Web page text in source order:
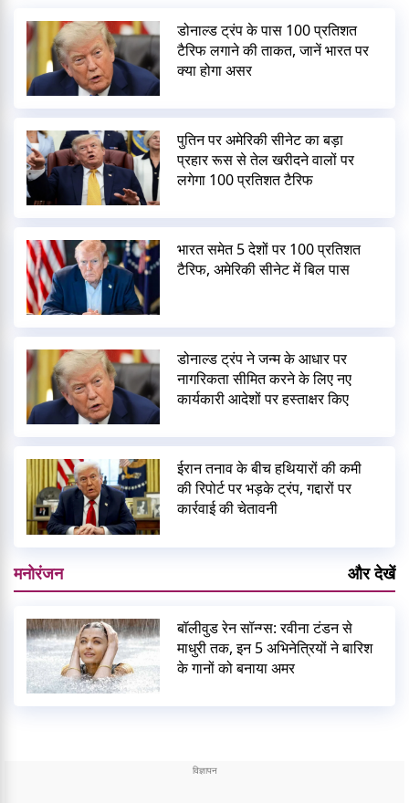
डोनाल्ड ट्रंप के पास 100 प्रतिशत
टैरिफ लगाने की ताकत, जानें भारत पर
क्या होगा असर
पुतिन पर अमेरिकी सीनेट का बड़ा
प्रहार रूस से तेल खरीदने वालों पर
लगेगा 100 प्रतिशत टैरिफ
भारत समेत 5 देशों पर 100 प्रतिशत
टैरिफ, अमेरिकी सीनेट में बिल पास
डोनाल्ड ट्रंप ने जन्म के आधार पर
नागरिकता सीमित करने के लिए नए
कार्यकारी आदेशों पर हस्ताक्षर किए
ईरान तनाव के बीच हथियारों की कमी
की रिपोर्ट पर भड़के ट्रंप, गद्दारों पर
कार्रवाई की चेतावनी
मनोरंजन और देखें
बॉलीवुड रेन सॉन्ग्स: रवीना टंडन से
माधुरी तक, इन 5 अभिनेत्रियों ने बारिश
के गानों को बनाया अमर